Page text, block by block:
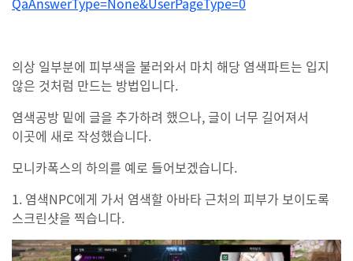
의상 일부분에 피부색을 불러와서 마치 해당 염색파트는 입지
않은 것처럼 만드는 방법입니다.
염색공방 밑에 글을 추가하려 했으나, 글이 너무 길어져서
이곳에 새로 작성했습니다.
모니카폭스의 하의를 예로 들어보겠습니다.
1. 염색NPC에게 가서 염색할 아바타 근처의 피부가 보이도록
스크린샷을 찍습니다.